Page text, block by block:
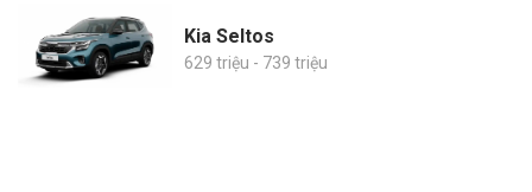
Kia Seltos
629 triệu - 739 triệu